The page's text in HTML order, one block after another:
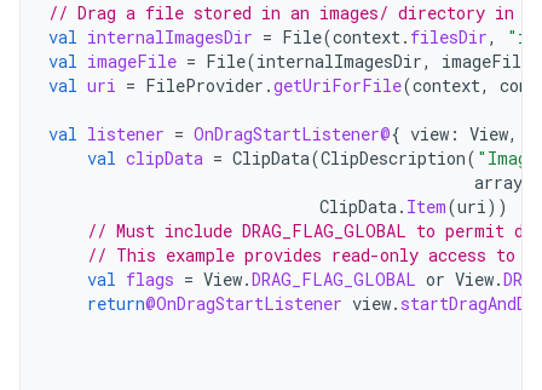
// Drag a file stored in an images/ directory in
val internalImagesDir = File(context. filesDir,
val imageFile = File(internalImagesDir,
val uri = FileProvider .getUriForFile(context,
val listener = OnDragStartListener@{ view : View,
val clipData = ClipData(ClipDescription(
arrayOf
ClipData. Item(uri))
// Must include DRAG_FLAG_GLOBAL to permit
// This example provides read-only access to
val flags = View.DRAG_FLAG_GLOBAL or View.
return@OnDragStartListener view.